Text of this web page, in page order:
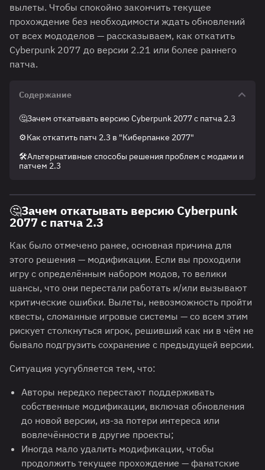
вылеты. Чтобы спокойно закончить текущее
прохождение без необходимости ждать обновлений
от всех мододелов — рассказываем, как откатить
Cyberpunk 2077 до версии 2.21 или более раннего
патча.
Содержание
🤔Зачем откатывать версию Cyberpunk 2077 с патча 2.3
⚙️Как откатить патч 2.3 в "Киберпанке 2077"
🛠️Альтернативные способы решения проблем с модами и
патчем 2.3
🤔Зачем откатывать версию Cyberpunk
2077 с патча 2.3
Как было отмечено ранее, основная причина для
этого решения — модификации. Если вы проходили
игру с определённым набором модов, то велики
шансы, что они перестали работать и/или вызывают
критические ошибки. Вылеты, невозможность пройти
квесты, сломанные игровые системы — со всем этим
рискует столкнуться игрок, решивший как ни в чём не
бывало подгрузить сохранение с предыдущей версии.
Ситуация усугубляется тем, что:
Авторы нередко перестают поддерживать
собственные модификации, включая обновления
до новой версии, из-за потери интереса или
вовлечённости в другие проекты;
Иногда мало удалить модификации, чтобы
продолжить текущее прохождение — фанатские